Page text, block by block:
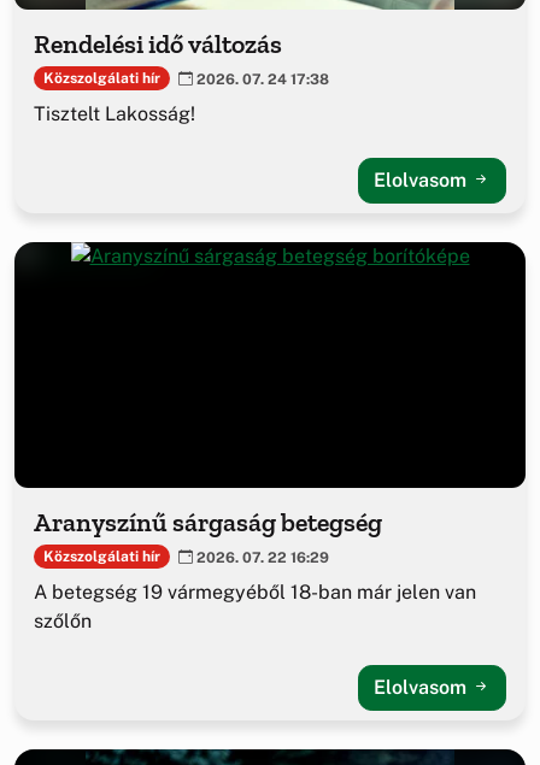
Rendelési idő változás
Közszolgálati hír 2026. 07. 24 17:38
Tisztelt Lakosság!
Elolvasom
Aranyszínű sárgaság betegség
Közszolgálati hír 2026. 07. 22 16:29
A betegség 19 vármegyéből 18-ban már jelen van
szőlőn
Elolvasom